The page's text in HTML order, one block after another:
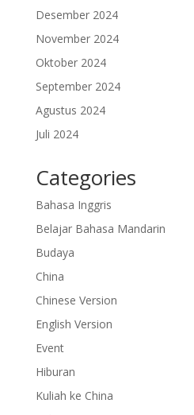
Desember 2024
November 2024
Oktober 2024
September 2024
Agustus 2024
Juli 2024
Categories
Bahasa Inggris
Belajar Bahasa Mandarin
Budaya
China
Chinese Version
English Version
Event
Hiburan
Kuliah ke China